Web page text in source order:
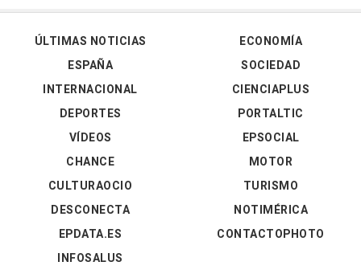
ÚLTIMAS NOTICIAS
ESPAÑA
INTERNACIONAL
DEPORTES
VÍDEOS
ECONOMÍA
SOCIEDAD
CIENCIAPLUS
PORTALTIC
EPSOCIAL
CHANCE
CULTURAOCIO
DESCONECTA
EPDATA.ES
INFOSALUS
MOTOR
TURISMO
NOTIMÉRICA
CONTACTOPHOTO